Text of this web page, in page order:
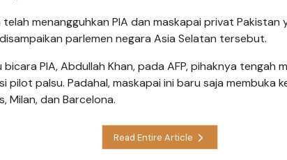
menangguhkan PIA dan maskapai privat Pakistan
parlemen negara Asia Selatan tersebut.
PIA, Abdullah Khan, pada AFP, pihaknya tengah
pilot palsu. Padahal, maskapai ini baru saja membuka
Milan, dan Barcelona.
Read Entire Article